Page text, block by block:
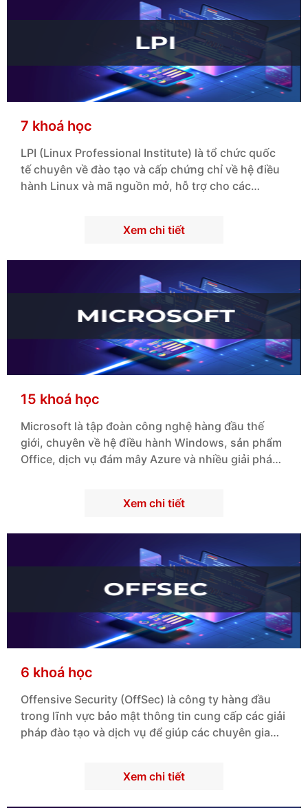
7 khoá học
LPI (Linux Professional Institute) là tổ chức quốc
tế chuyên về đào tạo và cấp chứng chỉ về hệ điều
hành Linux và mã nguồn mở, hỗ trợ cho các
Xem chi tiết
15 khoá học
Microsoft là tập đoàn công nghệ hàng đầu thế
giới, chuyên về hệ điều hành Windows, sản phẩm
Office, dịch vụ đám mây Azure và nhiều giải pháp
Xem chi tiết
6 khoá học
Offensive Security (OffSec) là công ty hàng đầu
trong lĩnh vực bảo mật thông tin cung cấp các giải
pháp đào tạo và dịch vụ để giúp các chuyên gia
Xem chi tiết